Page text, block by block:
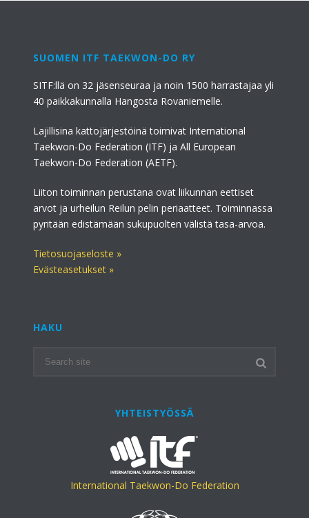
SUOMEN ITF TAEKWON-DO RY
SITF:llä on 32 jäsenseuraa ja noin 1500 harrastajaa yli
40 paikkakunnalla Hangosta Rovaniemelle.
Lajillisina kattojärjestöinä toimivat International
Taekwon-Do Federation (ITF) ja All European
Taekwon-Do Federation (AETF).
Liiton toiminnan perustana ovat liikunnan eettiset
arvot ja urheilun Reilun pelin periaatteet. Toiminnassa
pyritään edistämään sukupuolten välistä tasa-arvoa.
Tietosuojaseloste »
Evästeasetukset »
HAKU
YHTEISTYÖSSÄ
International Taekwon-Do Federation